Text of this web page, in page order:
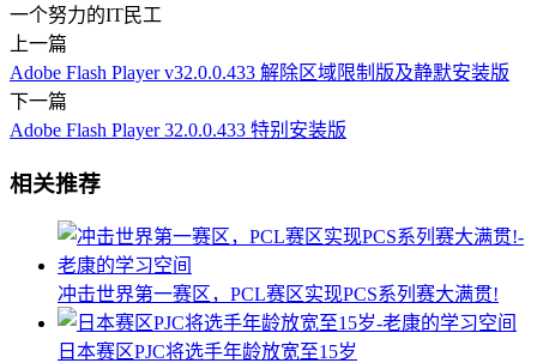
一个努力的IT民工
上一篇
Adobe Flash Player v32.0.0.433 解除区域限制版及静默安装版
下一篇
Adobe Flash Player 32.0.0.433 特别安装版
相关推荐
冲击世界第一赛区，PCL赛区实现PCS系列赛大满贯!
日本赛区PJC将选手年龄放宽至15岁